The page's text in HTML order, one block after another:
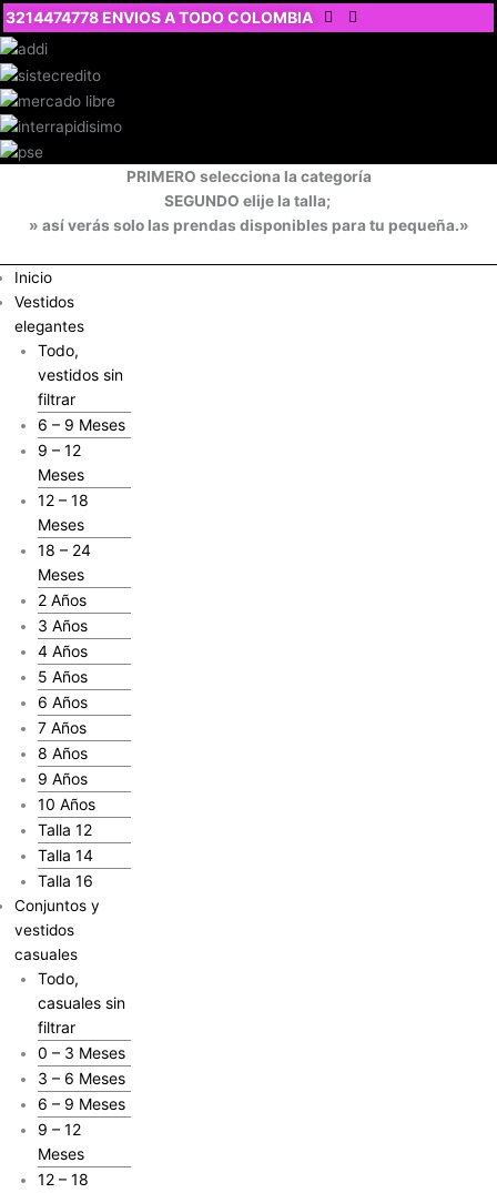
Ir
al
contenido
3214474778 ENVIOS A TODO COLOMBIA
PRIMERO selecciona la categoría
SEGUNDO elije la talla;
» así verás solo las prendas disponibles para tu pequeña.»
Inicio
Vestidos
elegantes
Todo,
vestidos sin
filtrar
6 – 9 Meses
9 – 12
Meses
12 – 18
Meses
18 – 24
Meses
2 Años
3 Años
4 Años
5 Años
6 Años
7 Años
8 Años
9 Años
10 Años
Talla 12
Talla 14
Talla 16
Conjuntos y
vestidos
casuales
Todo,
casuales sin
filtrar
0 – 3 Meses
3 – 6 Meses
6 – 9 Meses
9 – 12
Meses
12 – 18